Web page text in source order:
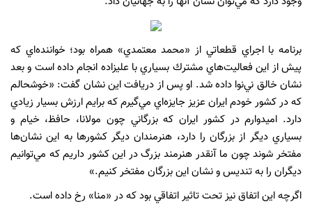
برنامه با اجراي قطعاتي از «محمد معتمدي» همراه بود؛ خواننده‌اي كه
پيش از اين فعاليت‌هاي مشترك بسياري با عليزاده انجام داده است و بعد
نشان خالق ني‌نوا داده شد. او پس از دريافت اين نشان گفت: «خوشحالم
كه در كشور خودم ايران عزيز جايزه‌اي مي‌گيرم كه برايم ارزش بسيار زيادي
دارد. اميدوارم در كشور ايران كه بزرگاني چون مولانا، حافظ‌، خيام و
بسياري ديگر از بزرگان را دارد، هنرمندان ديگر كشورها به اين نشان‌ها
مفتخر شوند چون ما آنقدر هنرمند بزرگ در اين كشور داريم كه مي‌توانيم
ديگران را به تنديس و نشان اين بزرگان مفتخر كنيم.»
اگرچه اين اتفاق نيز تحت تاثير اتفاقي بود كه در «منا» رخ داده است.